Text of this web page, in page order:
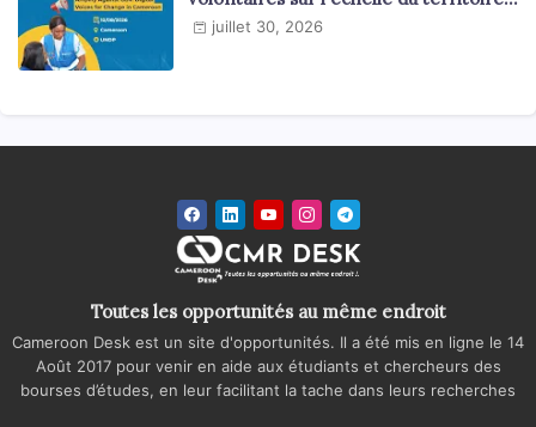
national
juillet 30, 2026
Toutes les opportunités au même endroit
Cameroon Desk est un site d'opportunités. Il a été mis en ligne le 14
Août 2017 pour venir en aide aux étudiants et chercheurs des
bourses d’études, en leur facilitant la tache dans leurs recherches